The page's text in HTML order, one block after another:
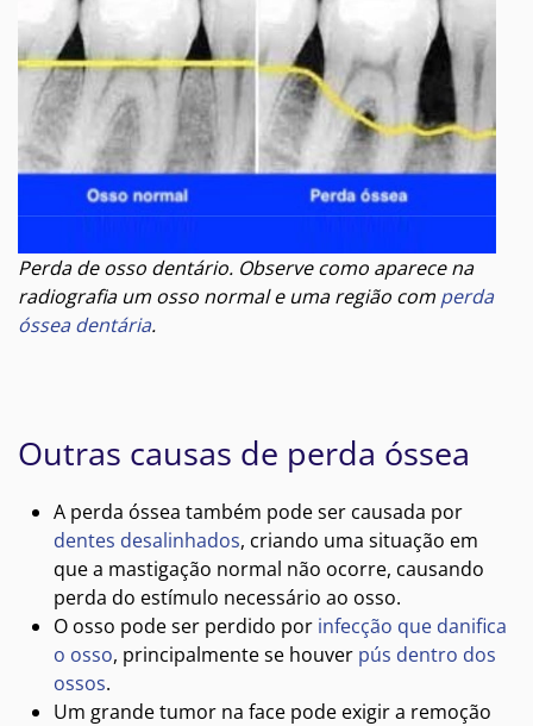
Perda de osso dentário. Observe como aparece na
radiografia um osso normal e uma região com perda
óssea dentária.
Outras causas de perda óssea
A perda óssea também pode ser causada por
dentes desalinhados, criando uma situação em
que a mastigação normal não ocorre, causando
perda do estímulo necessário ao osso.
O osso pode ser perdido por infecção que danifica
o osso, principalmente se houver pús dentro dos
ossos.
Um grande tumor na face pode exigir a remoção